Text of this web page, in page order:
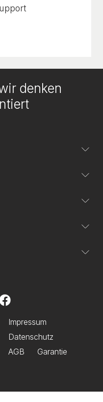
denken
Impressum
Datenschutz
AGB
Garantie